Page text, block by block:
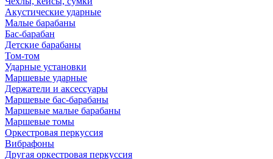
Акустические ударные
Mалые барабаны
Бас-барабан
Детские барабаны
Том-том
Ударные установки
Маршевые ударные
Держатели и аксессуары
Маршевые бас-барабаны
Маршевые малые барабаны
Маршевые томы
Оркестровая перкуссия
Вибрафоны
Другая оркестровая перкуссия